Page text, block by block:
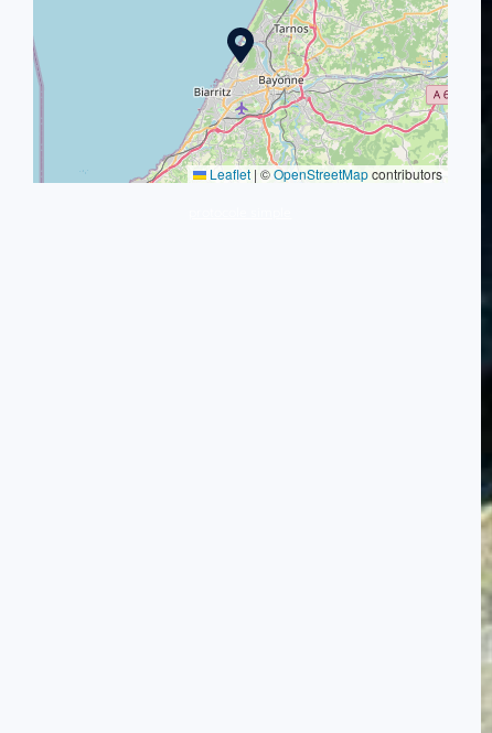
Leaflet | ©OpenStreetMapcontributors